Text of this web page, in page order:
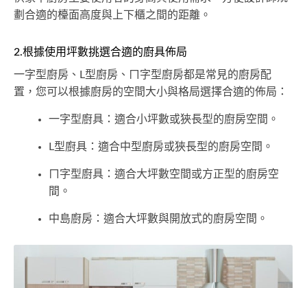
劃合適的檯面高度與上下櫃之間的距離。
2.根據使用坪數挑選合適的廚具佈局
一字型廚房、L型廚房、ㄇ字型廚房都是常見的廚房配
置，您可以根據廚房的空間大小與格局選擇合適的佈局：
一字型廚具：適合小坪數或狹長型的廚房空間。
L型廚具：適合中型廚房或狹長型的廚房空間。
ㄇ字型廚具：適合大坪數空間或方正型的廚房空
間。
中島廚房：適合大坪數與開放式的廚房空間。